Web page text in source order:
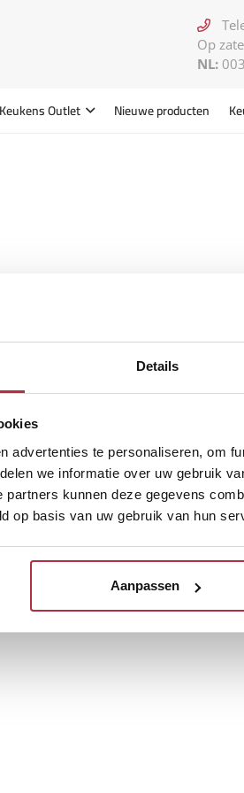
Details
advertenties te personaliseren, om
we informatie over uw gebruik
kunnen deze gegevens
op basis van uw gebruik van hun
Aanpassen
Op
NL:
Outlet Nieuwe producten